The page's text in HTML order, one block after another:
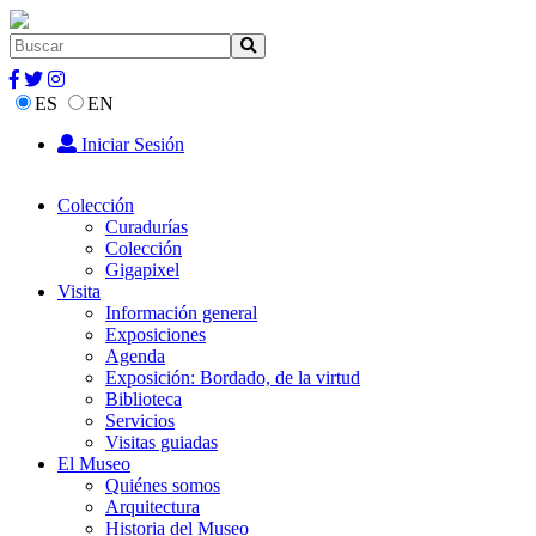
ES
EN
Iniciar Sesión
Colección
Curadurías
Colección
Gigapixel
Visita
Información general
Exposiciones
Agenda
Exposición: Bordado, de la virtud
Biblioteca
Servicios
Visitas guiadas
El Museo
Quiénes somos
Arquitectura
Historia del Museo